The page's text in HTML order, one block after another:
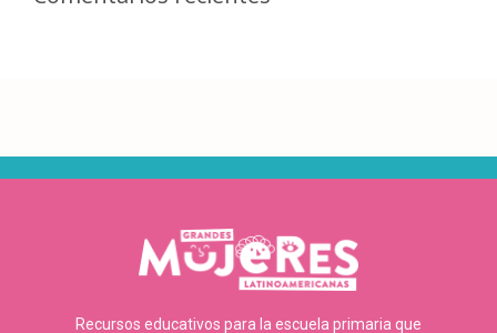
Recursos educativos para la escuela primaria que